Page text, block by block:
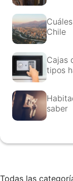
Chile
Cajas
tipos
saber
Todas las